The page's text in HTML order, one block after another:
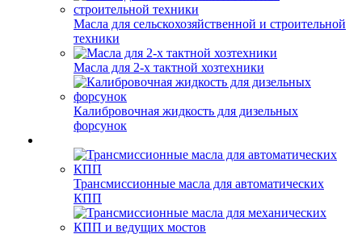
Масла для сельскохозяйственной и строительной
техники
Масла для 2-х тактной хозтехники
Калибровочная жидкость для дизельных
форсунок
Трансмиссионные масла для автоматических
КПП